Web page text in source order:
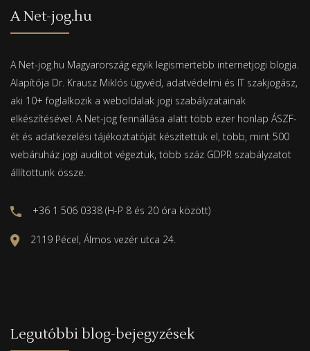
A Net-jog.hu
A Net-jog.hu Magyarország egyik legismertebb internetjogi blogja.
Alapítója Dr. Krausz Miklós ügyvéd, adatvédelmi és IT szakjogász,
aki 10+ foglalkozik a weboldalak jogi szabályzatainak
elkészítésével. A Net-jog fennállása alatt több ezer honlap ÁSZF-
ét és adatkezelési tájékoztatóját készítettük el, több, mint 500
webáruház jogi auditot végeztük, több száz GDPR szabályzatot
állítottunk össze.
+36 1 506 0338 (H-P 8 és 20 óra között)
2119 Pécel, Álmos vezér utca 24.
Legutóbbi blog-bejegyzések